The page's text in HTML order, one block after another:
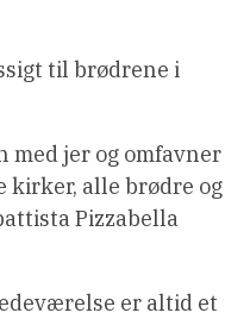
til brødrene i
med jer og omfavner
kirker, alle brødre og
Pizzabella
er altid et